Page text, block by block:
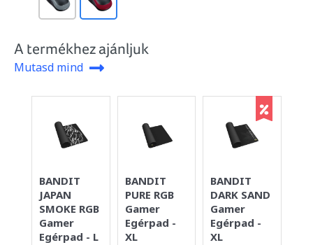
A termékhez ajánljuk
Mutasd mind
BANDIT
JAPAN
SMOKE RGB
Gamer
Egérpad - L
BANDIT
PURE RGB
Gamer
Egérpad -
XL
BANDIT
DARK SAND
Gamer
Egérpad -
XL